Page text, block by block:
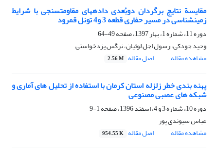
مقایسة نتایج برگردان دوبُعدی داده‎های مقاومت‎سنجی با شرایط
زمین‏شناسی در مسیر حفاری قطعه 3 و4 تونل قمرود
دوره 11، شماره 1، بهار 1397، صفحه
49-64
وحید جودکی، رسول اجل لوئیان، نرگس یزدخواستی
مشاهده مقاله
اصل مقاله 2.56 M
پهنه بندی خطر زلزله استان کرمان با استفاده از تحلیل های آماری و
شبکه های عصبی مصنوعی
دوره 10، شماره 3 و 4، اسفند 1396، صفحه
1-9
عباس سیوندی پور
مشاهده مقاله
اصل مقاله 954.55 K